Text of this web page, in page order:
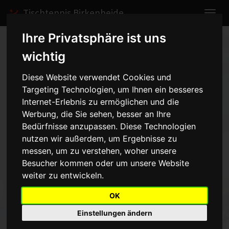
Ihre Privatsphäre ist uns
wichtig
Diese Website verwendet Cookies und
Targeting Technologien, um Ihnen ein besseres
Internet-Erlebnis zu ermöglichen und die
Werbung, die Sie sehen, besser an Ihre
Bedürfnisse anzupassen. Diese Technologien
nutzen wir außerdem, um Ergebnisse zu
messen, um zu verstehen, woher unsere
Besucher kommen oder um unsere Website
weiter zu entwickeln.
OK
Einstellungen ändern
Tischtennis Birkenheide
Home Berichte 2012 Vereinsmeisterschaften 2012
Vereinsmeisterschaften 2012-
08.12.2012
Am 08.12.2012 wurden die Vereinsmeisterschaften im Einzel und
Doppel ausgespielt. Thomas Ihrig / Marius Rupprecht konnten sich
den Titel vor den Doppel Steffen Nikolaus / Günter Nikolaus und
Patrick Tossmann / Lucas Schuster sichern. Im Einzel war auch
Thomas Ihrig erfolgreich. Er siegte vor Patrick Tossmann und
Steffen Nikolaus.
zur Übersicht